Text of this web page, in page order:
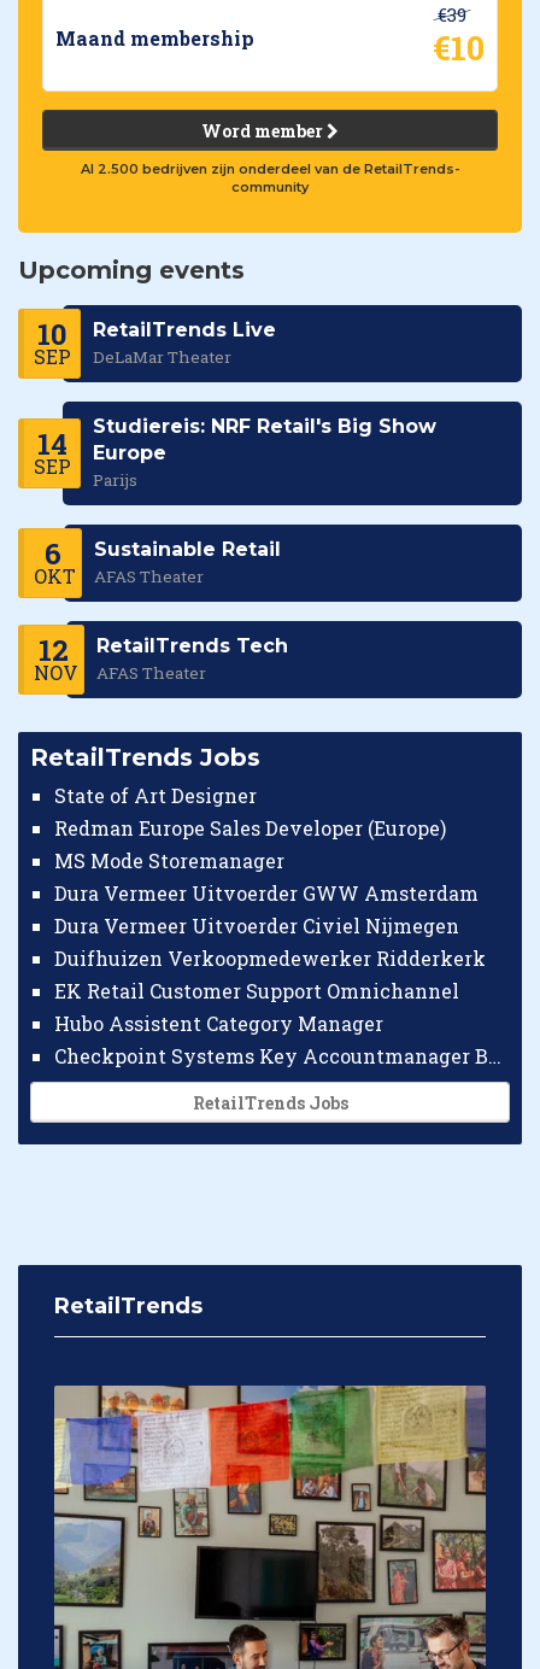
Maand membership
€39
€10
Word member
Al 2.500 bedrijven zijn onderdeel van de RetailTrends-
community
Upcoming events
10
SEP
RetailTrends Live
DeLaMar Theater
14
SEP
Studiereis: NRF Retail's Big Show
Europe
Parijs
6
OKT
Sustainable Retail
AFAS Theater
12
NOV
RetailTrends Tech
AFAS Theater
RetailTrends Jobs
State of Art Designer
Redman Europe Sales Developer (Europe)
MS Mode Storemanager
Dura Vermeer Uitvoerder GWW Amsterdam
Dura Vermeer Uitvoerder Civiel Nijmegen
Duifhuizen Verkoopmedewerker Ridderkerk
EK Retail Customer Support Omnichannel
Hubo Assistent Category Manager
Checkpoint Systems Key Accountmanager Benelux
RetailTrends Jobs
RetailTrends